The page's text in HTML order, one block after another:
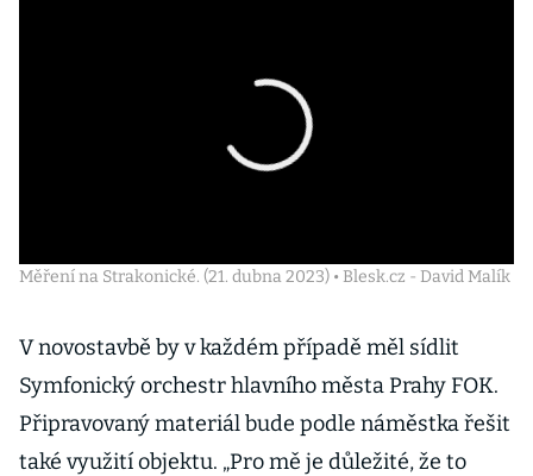
Měření na Strakonické. (21. dubna 2023) • Blesk.cz - David Malík
V novostavbě by v každém případě měl sídlit
Symfonický orchestr hlavního města Prahy FOK.
Připravovaný materiál bude podle náměstka řešit
také využití objektu. „Pro mě je důležité, že to